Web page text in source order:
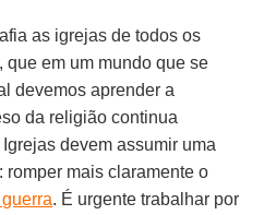
as igrejas de todos os
que em um mundo que se
devemos aprender a
da religião continua
devem assumir uma
mais claramente o
. É urgente trabalhar por